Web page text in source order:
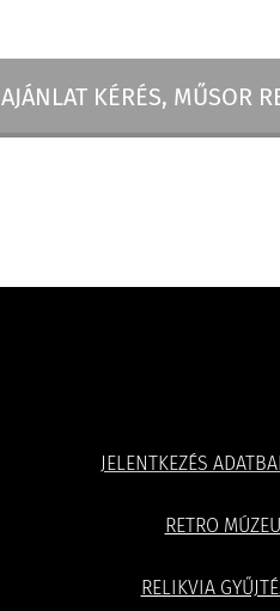
AJÁNLAT KÉRÉS, MŰSOR
JELENTKEZÉS
RETRO
RELIKVIA